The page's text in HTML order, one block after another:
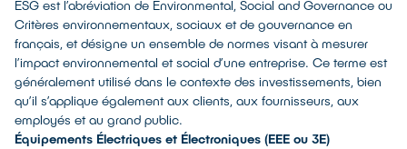
ESG est l’abréviation de Environmental, Social and Governance ou
Critères environnementaux, sociaux et de gouvernance en
français, et désigne un ensemble de normes visant à mesurer
l’impact environnemental et social d’une entreprise. Ce terme est
généralement utilisé dans le contexte des investissements, bien
qu’il s’applique également aux clients, aux fournisseurs, aux
employés et au grand public.
Équipements Électriques et Électroniques (EEE ou 3E)